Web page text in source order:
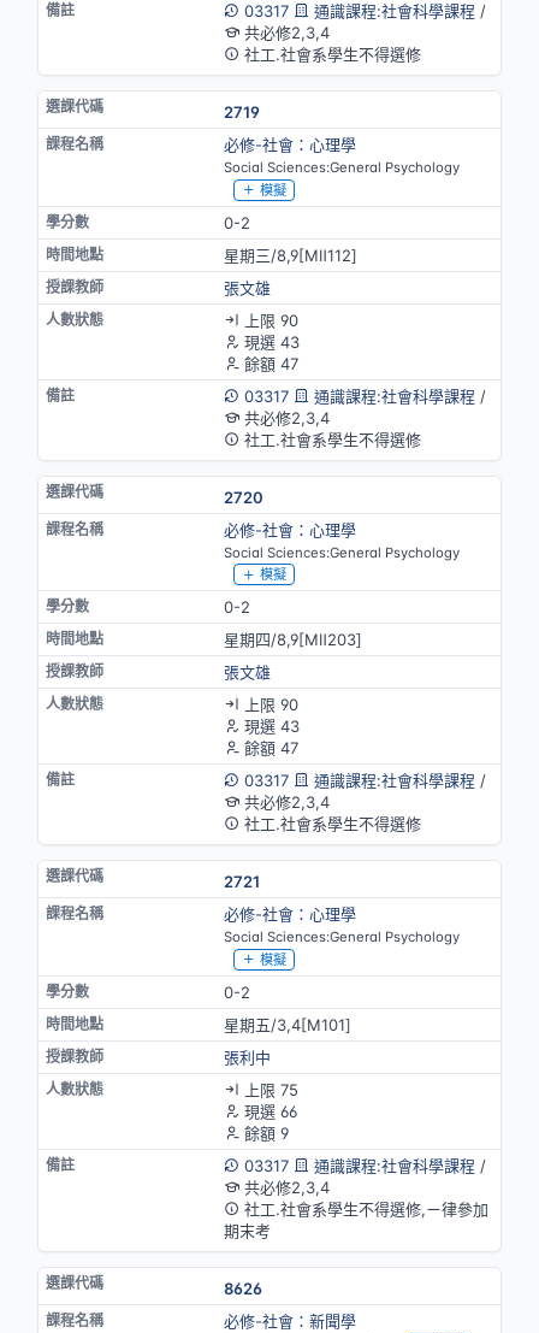
03317
通識課程:社會科學課程 /
共必修2,3,4
社工.社會系學生不得選修
2719
必修-社會：心理學
Social Sciences:General Psychology
模擬
0-2
星期三/8,9[MⅡ112]
張文雄
上限 90
現選 43
餘額 47
03317
通識課程:社會科學課程 /
共必修2,3,4
社工.社會系學生不得選修
2720
必修-社會：心理學
Social Sciences:General Psychology
模擬
0-2
星期四/8,9[MⅡ203]
張文雄
上限 90
現選 43
餘額 47
03317
通識課程:社會科學課程 /
共必修2,3,4
社工.社會系學生不得選修
2721
必修-社會：心理學
Social Sciences:General Psychology
模擬
0-2
星期五/3,4[M101]
張利中
上限 75
現選 66
餘額 9
03317
通識課程:社會科學課程 /
共必修2,3,4
社工.社會系學生不得選修,ㄧ律參加
期末考
8626
必修-社會：新聞學